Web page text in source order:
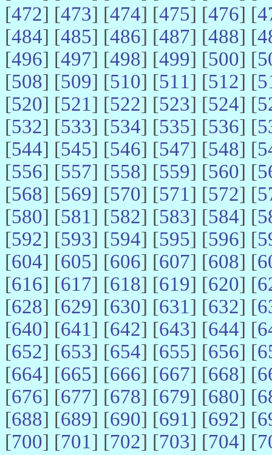
[472] [473] [474] [475] [476] [
[484] [485] [486] [487] [488] [
[496] [497] [498] [499] [500] [
[508] [509] [510] [511] [512] [
[520] [521] [522] [523] [524] [
[532] [533] [534] [535] [536] [
[544] [545] [546] [547] [548] [
[556] [557] [558] [559] [560] [
[568] [569] [570] [571] [572] [
[580] [581] [582] [583] [584] [
[592] [593] [594] [595] [596] [
[604] [605] [606] [607] [608] [
[616] [617] [618] [619] [620] [
[628] [629] [630] [631] [632] [
[640] [641] [642] [643] [644] [
[652] [653] [654] [655] [656] [
[664] [665] [666] [667] [668] [
[676] [677] [678] [679] [680] [
[688] [689] [690] [691] [692] [
[700] [701] [702] [703] [704] [